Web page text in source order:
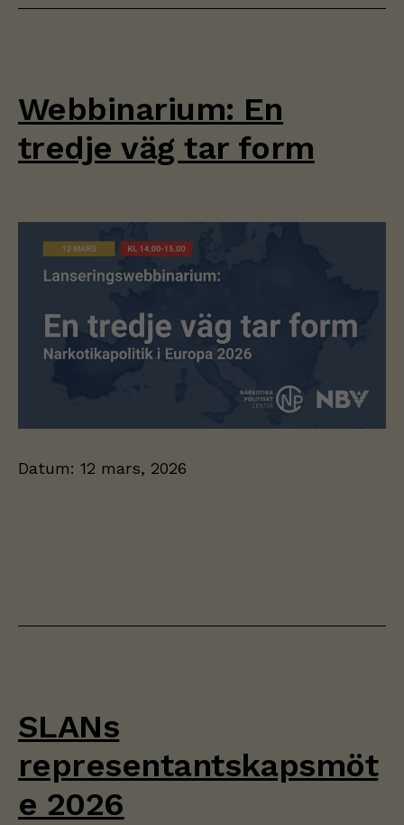
Webbinarium: En
tredje väg tar form
Datum: 12 mars, 2026
SLANs
representantskapsmöt
e 2026